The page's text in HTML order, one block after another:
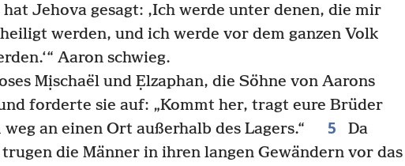
hat Jehova gesagt: ‚Ich werde unter denen, die mir
werden, und ich werde vor dem ganzen Volk
Aaron schwieg.
Mịschaël und Ẹlzaphan, die Söhne von Aarons
forderte sie auf: „Kommt her, tragt eure Brüder
an einen Ort außerhalb des Lagers.“
5
Da
die Männer in ihren langen Gewändern vor das